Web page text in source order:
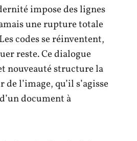
impose des lignes
une rupture totale
codes se réinventent,
reste. Ce dialogue
nouveauté structure la
l’image, qu’il s’agisse
document à